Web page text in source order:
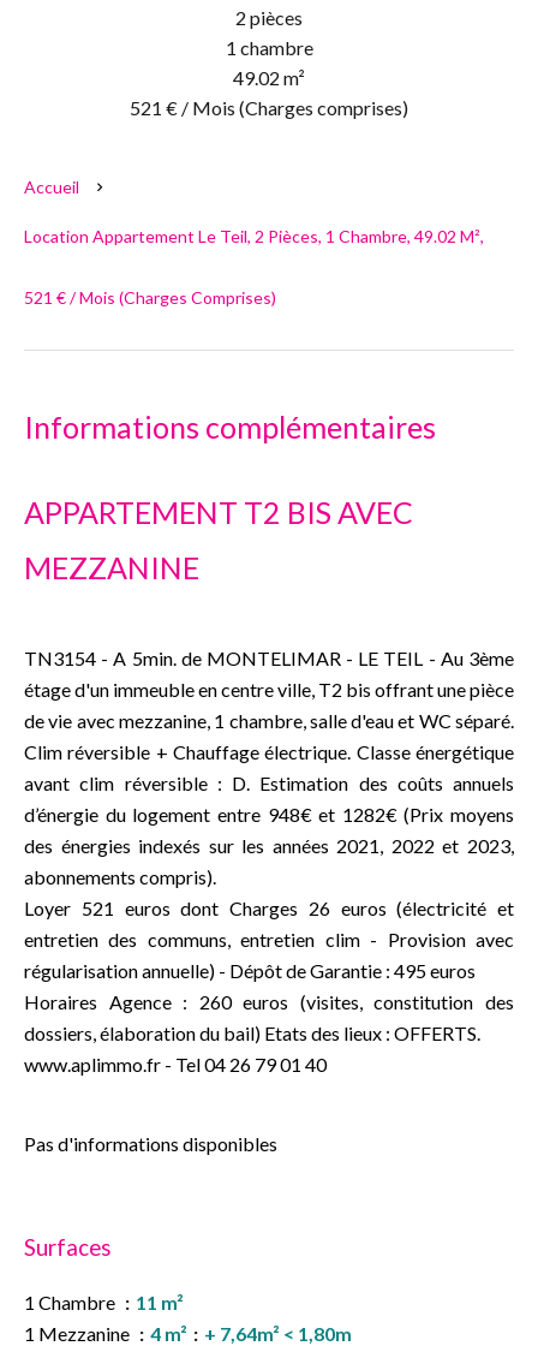
2 pièces
1 chambre
49.02 m²
521 € / Mois (Charges comprises)
Accueil
Location Appartement Le Teil, 2 Pièces, 1 Chambre, 49.02 M²,
521 € / Mois (Charges Comprises)
Informations complémentaires
APPARTEMENT T2 BIS AVEC
MEZZANINE
TN3154 - A 5min. de MONTELIMAR - LE TEIL - Au 3ème
étage d'un immeuble en centre ville, T2 bis offrant une pièce
de vie avec mezzanine, 1 chambre, salle d'eau et WC séparé.
Clim réversible + Chauffage électrique. Classe énergétique
avant clim réversible : D. Estimation des coûts annuels
d’énergie du logement entre 948€ et 1282€ (Prix moyens
des énergies indexés sur les années 2021, 2022 et 2023,
abonnements compris).
Loyer 521 euros dont Charges 26 euros (électricité et
entretien des communs, entretien clim - Provision avec
régularisation annuelle) - Dépôt de Garantie : 495 euros
Horaires Agence : 260 euros (visites, constitution des
dossiers, élaboration du bail) Etats des lieux : OFFERTS.
www.aplimmo.fr - Tel 04 26 79 01 40
Pas d'informations disponibles
Surfaces
1 Chambre
11 m²
1 Mezzanine
4 m²
+ 7,64m² < 1,80m